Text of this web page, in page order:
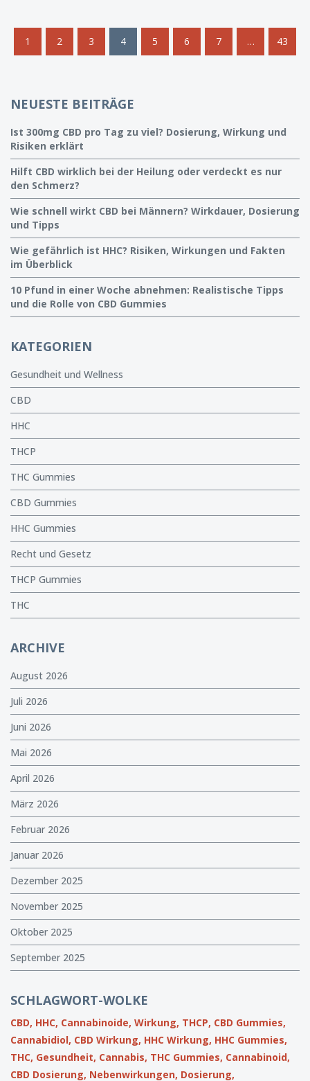
1 2 3 4 5 6 7 … 43
NEUESTE BEITRÄGE
Ist 300mg CBD pro Tag zu viel? Dosierung, Wirkung und
Risiken erklärt
Hilft CBD wirklich bei der Heilung oder verdeckt es nur
den Schmerz?
Wie schnell wirkt CBD bei Männern? Wirkdauer, Dosierung
und Tipps
Wie gefährlich ist HHC? Risiken, Wirkungen und Fakten
im Überblick
10 Pfund in einer Woche abnehmen: Realistische Tipps
und die Rolle von CBD Gummies
KATEGORIEN
Gesundheit und Wellness
CBD
HHC
THCP
THC Gummies
CBD Gummies
HHC Gummies
Recht und Gesetz
THCP Gummies
THC
ARCHIVE
August 2026
Juli 2026
Juni 2026
Mai 2026
April 2026
März 2026
Februar 2026
Januar 2026
Dezember 2025
November 2025
Oktober 2025
September 2025
SCHLAGWORT-WOLKE
CBD, HHC, Cannabinoide, Wirkung, THCP, CBD Gummies,
Cannabidiol, CBD Wirkung, HHC Wirkung, HHC Gummies,
THC, Gesundheit, Cannabis, THC Gummies, Cannabinoid,
CBD Dosierung, Nebenwirkungen, Dosierung,